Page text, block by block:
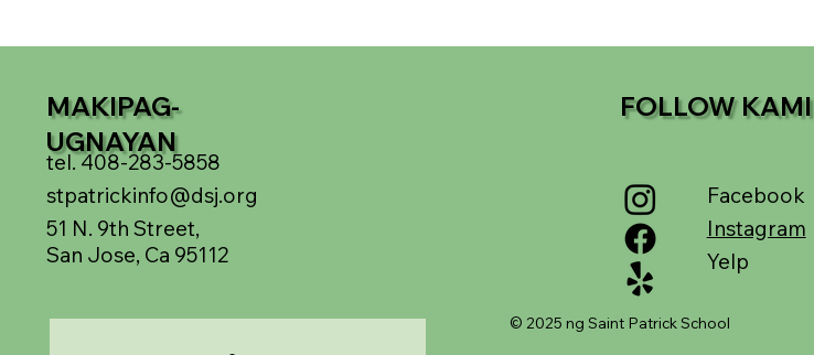
MAKIPAG-
UGNAYAN
tel. 408-283-5858
stpatrickinfo@dsj.org
51 N. 9th Street,
San Jose, Ca 95112
Facebook
Instagram
Yelp
FOLLOW KAMI
© 2025 ng Saint Patrick School